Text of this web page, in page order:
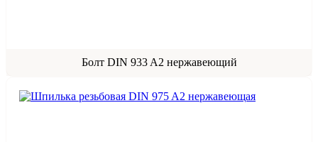
Болт DIN 933 A2 нержавеющий